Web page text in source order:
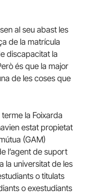
al seu abast les
de la matrícula
discapacitat la
és que la major
de les coses que
la Foixarda
estat propietat
(GAM)
l’agent de suport
la universitat de les
o titulats
o exestudiants